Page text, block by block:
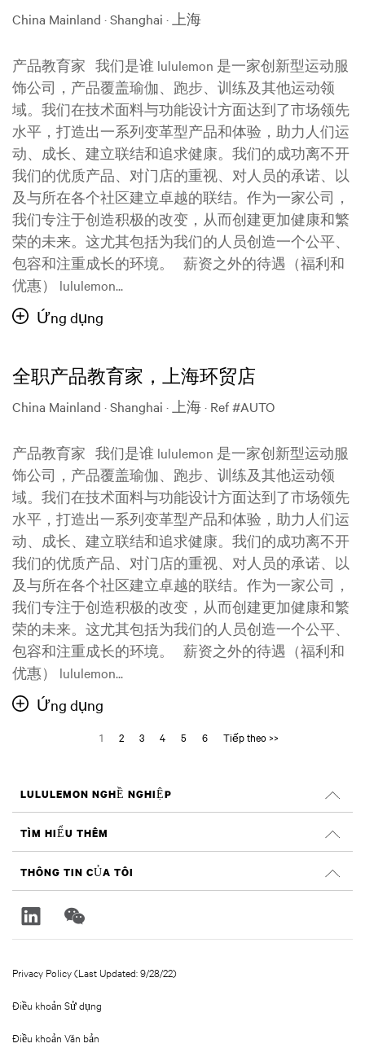
China Mainland · Shanghai · 上海
产品教育家 我们是谁 lululemon 是一家创新型运动服
饰公司，产品覆盖瑜伽、跑步、训练及其他运动领
域。我们在技术面料与功能设计方面达到了市场领先
水平，打造出一系列变革型产品和体验，助力人们运
动、成长、建立联结和追求健康。我们的成功离不开
我们的优质产品、对门店的重视、对人员的承诺、以
及与所在各个社区建立卓越的联结。作为一家公司，
我们专注于创造积极的改变，从而创建更加健康和繁
荣的未来。这尤其包括为我们的人员创造一个公平、
包容和注重成长的环境。 薪资之外的待遇（福利和
优惠） lululemon...
Ứng dụng
全职产品教育家，上海环贸店
China Mainland · Shanghai · 上海· Ref #AUTO
产品教育家 我们是谁 lululemon 是一家创新型运动服
饰公司，产品覆盖瑜伽、跑步、训练及其他运动领
域。我们在技术面料与功能设计方面达到了市场领先
水平，打造出一系列变革型产品和体验，助力人们运
动、成长、建立联结和追求健康。我们的成功离不开
我们的优质产品、对门店的重视、对人员的承诺、以
及与所在各个社区建立卓越的联结。作为一家公司，
我们专注于创造积极的改变，从而创建更加健康和繁
荣的未来。这尤其包括为我们的人员创造一个公平、
包容和注重成长的环境。 薪资之外的待遇（福利和
优惠） lululemon...
Ứng dụng
1 2 3 4 5 6 Tiếp theo >>
LULULEMON NGHỀ NGHIỆP
Nghề nghiệp
TÌM VIỆC LÀM
TÌM HIỂU THÊM
Đánh giá trên Glassdoor
Tính bền vững và tác động xã hội
lululemon.com
THÔNG TIN CỦA TÔI
Privacy Policy (Last Updated: 9/28/22)
Điều khoản Sử dụng
Điều khoản Văn bản